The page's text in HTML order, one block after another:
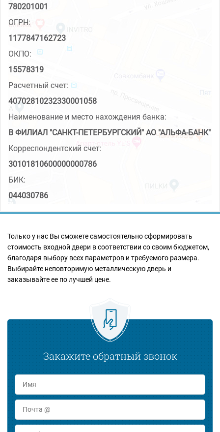
780201001
ОГРН:
1177847162723
ОКПО:
15578319
Расчетный счет:
40702810232330001058
Наименование и место нахождения банка:
В ФИЛИАЛ "САНКТ-ПЕТЕРБУРГСКИЙ" АО "АЛЬФА-БАНК"
Корреспондентский счет:
30101810600000000786
БИК:
044030786
Только у нас Вы сможете самостоятельно сформировать
стоимость входной двери в соответствии со своим бюджетом,
благодаря выбору всех параметров и требуемого размера.
Выбирайте неповторимую металлическую дверь и
заказывайте ее по лучшей цене.
Закажите обратный звонок